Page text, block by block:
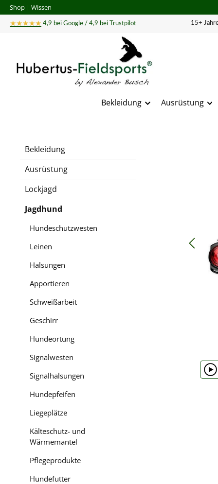
Hauptinhalt springen
Zur Suche springen
Zur Hauptnavigation springen
Shop | Wissen
★★★★★ 4,9 bei Google / 4,9 bei Trustpilot 15+
Bekleidung Ausrüstung
Bekleidung
Ausrüstung
Lockjagd
Jagdhund
Hundeschutzwesten
Leinen
Halsungen
Apportieren
Schweißarbeit
Geschirr
Hundeortung
Signalwesten
Signalhalsungen
Hundepfeifen
Liegeplätze
Kälteschutz- und
Wärmemantel
Pflegeprodukte
Hundefutter